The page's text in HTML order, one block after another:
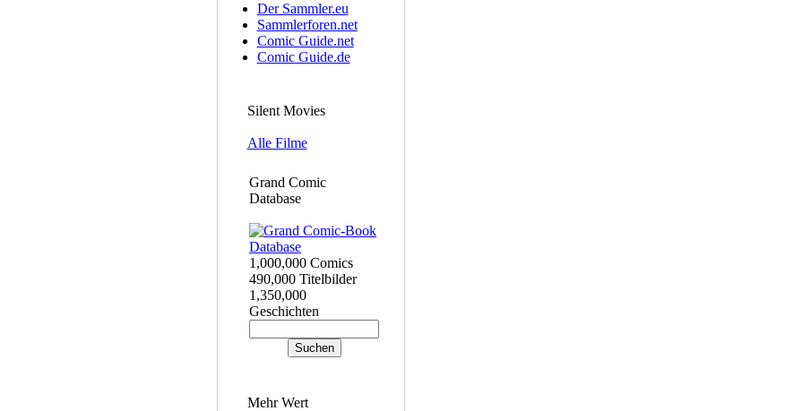
Der Sammler.eu
Sammlerforen.net
Comic Guide.net
Comic Guide.de
Silent Movies
Alle Filme
Grand Comic
Database
1,000,000 Comics
490,000 Titelbilder
1,350,000
Geschichten
Mehr Wert